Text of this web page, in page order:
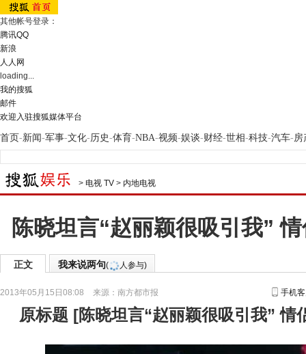
其他帐号登录：
腾讯QQ
新浪
人人网
loading...
我的搜狐
邮件
欢迎入驻搜狐媒体平台
首页-新闻-军事-文化-历史-体育-NBA-视频-娱谈-财经-世相-科技-汽车-房
> 电视 TV > 内地电视
陈晓坦言“赵丽颖很吸引我”
正文 我来说两句( 人参与)
2013年05月15日08:08 来源： 南方都市报 手机
原标题 [陈晓坦言“赵丽颖很吸引我” 情